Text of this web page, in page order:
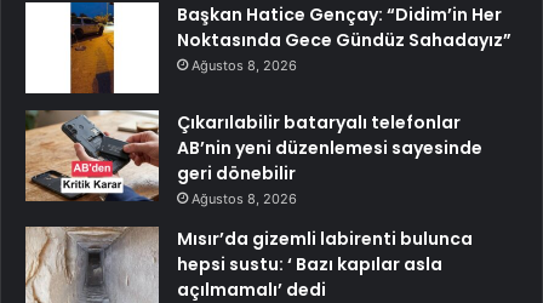
Başkan Hatice Gençay: “Didim’in Her
Noktasında Gece Gündüz Sahadayız”
Ağustos 8, 2026
Çıkarılabilir bataryalı telefonlar
AB’nin yeni düzenlemesi sayesinde
geri dönebilir
Ağustos 8, 2026
Mısır’da gizemli labirenti bulunca
hepsi sustu: ‘ Bazı kapılar asla
açılmamalı’ dedi